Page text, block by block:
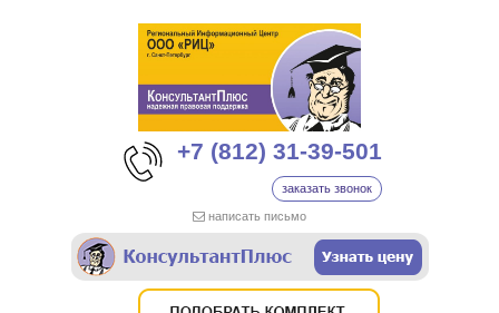
+7 (812) 31-39-501
заказать звонок
написать письмо